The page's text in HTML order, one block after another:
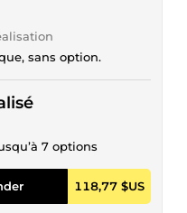
sans option.
7 options
118,77 $US